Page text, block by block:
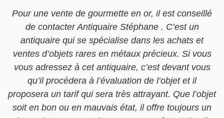
Pour une vente de gourmette en or, il est conseillé
de contacter Antiquaire Stéphane . C’est un
antiquaire qui se spécialise dans les achats et
ventes d’objets rares en métaux précieux. Si vous
vous adressez à cet antiquaire, c’est devant vous
qu’il procédera à l’évaluation de l’objet et il
proposera un tarif qui sera très attrayant. Que l’objet
soit en bon ou en mauvais état, il offre toujours un